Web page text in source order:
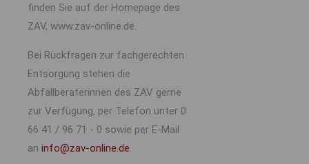
finden Sie auf der Homepage des
ZAV, www.zav-online.de.
Bei Rückfragen zur fachgerechten
Entsorgung stehen die
Abfallberaterinnen des ZAV gerne
zur Verfügung, per Telefon unter 0
66 41 / 96 71 - 0 sowie per E-Mail
aninfo@zav-online.de.